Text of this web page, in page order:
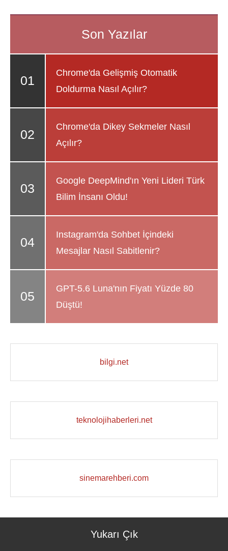
Chrome'da Gelişmiş Otomatik
Doldurma Nasıl Açılır?
Chrome'da Dikey Sekmeler Nasıl
Açılır?
Google DeepMind'ın Yeni Lideri Türk
Bilim İnsanı Oldu!
Instagram'da Sohbet İçindeki
Mesajlar Nasıl Sabitlenir?
GPT-5.6 Luna'nın Fiyatı Yüzde 80
Düştü!
bilgi.net
teknolojihaberleri.net
sinemarehberi.com
Yukarı Çık